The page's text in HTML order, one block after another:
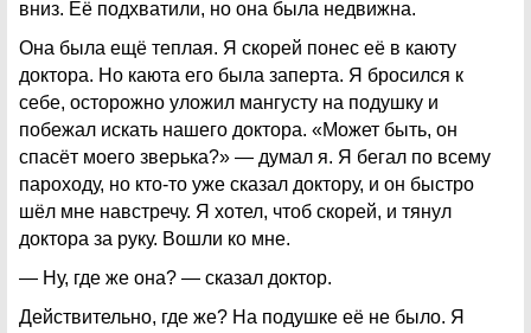
вниз. Её подхватили, но она была недвижна.
Она была ещё теплая. Я скорей понес её в каюту
доктора. Но каюта его была заперта. Я бросился к
себе, осторожно уложил мангусту на подушку и
побежал искать нашего доктора. «Может быть, он
спасёт моего зверька?» — думал я. Я бегал по всему
пароходу, но кто-то уже сказал доктору, и он быстро
шёл мне навстречу. Я хотел, чтоб скорей, и тянул
доктора за руку. Вошли ко мне.
— Ну, где же она? — сказал доктор.
Действительно, где же? На подушке её не было. Я